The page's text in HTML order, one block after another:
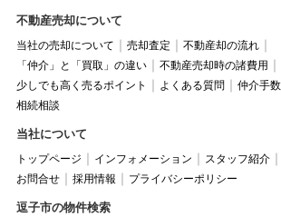
不動産売却について
当社の売却について 売却査定
不動産却の流れ
「仲介」と「買取」の違い
不動産売却時の諸費用
少しでも高く売るポイント
よくある質問
仲介手
相続相談
当社について
トップページ インフォメーション スタッフ紹介
お問合せ
採用情報 プライバシーポリシー
逗子市の物件検索